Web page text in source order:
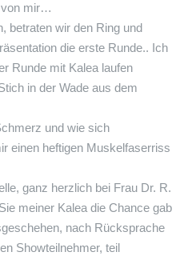
von mir…
betraten wir den Ring und
die erste Runde.. Ich
Runde mit Kalea laufen
in der Wade aus dem
und wie sich
einen heftigen Muskelfaserriss
ganz herzlich bei Frau Dr. R.
meiner Kalea die Chance gab
nach Rücksprache
Showteilnehmer, teil